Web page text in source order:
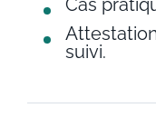
suivi.